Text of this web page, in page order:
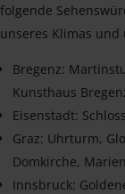
folgende
unseres Klimas
Bregenz:
Kunsthaus
Eisenstadt:
Graz: Uhrturm,
Domkirche,
Innsbruck: